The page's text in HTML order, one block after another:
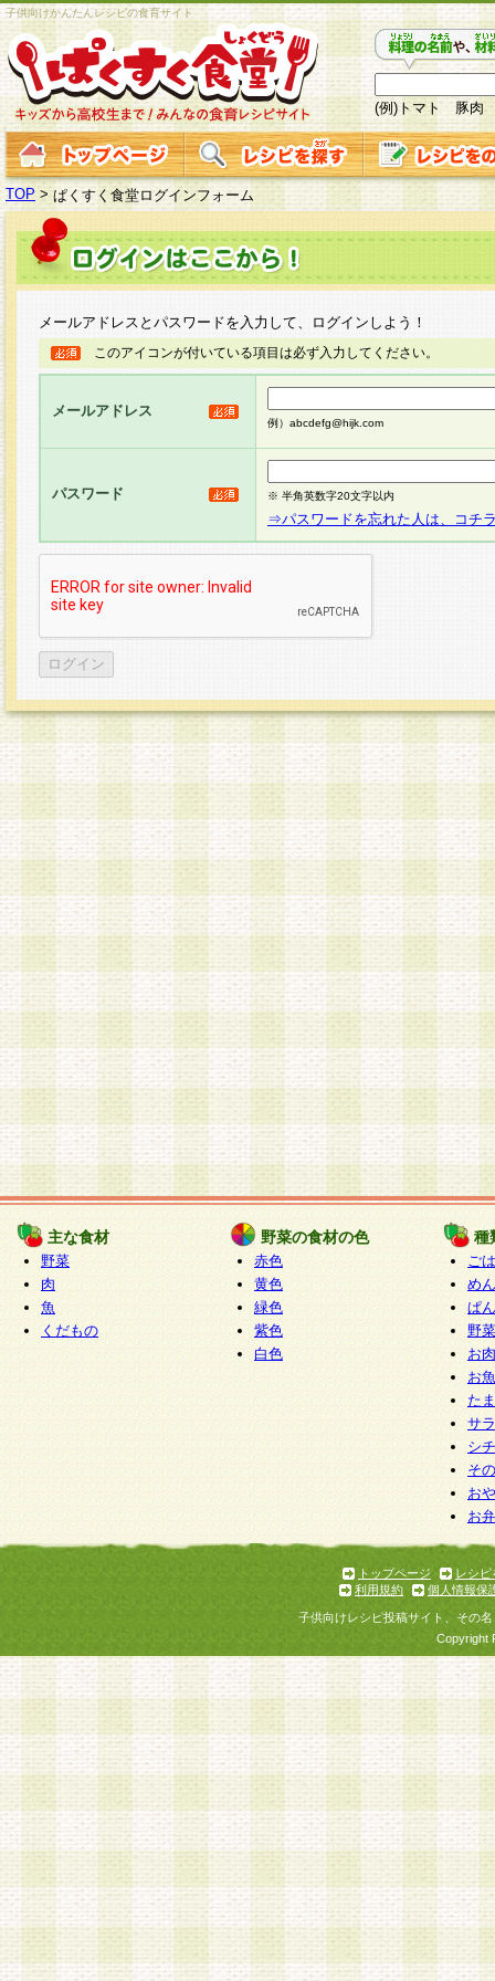
子供向けかんたんレシピの食育サイト
(例)トマト 豚肉
TOP > ぱくすく食堂ログインフォーム
メールアドレスとパスワードを入力して、ログインしよう！
このアイコンが付いている項目は必ず入力してください。
メールアドレス
例）abcdefg@hijk.com
パスワード ※ 半角英数字20文字以内
⇒パスワードを忘れた人は、コチ
主な食材
野菜
肉
魚
くだもの
野菜の食材の色
赤色
黄色
緑色
紫色
白色
種
ご
めん
ぱん
野
お
お
た
サ
シ
そ
お
お
トップページ
レシピ
利用規約
個人情報保
子供向けレシピ投稿サイト、その
Copyright